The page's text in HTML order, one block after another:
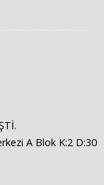
A Blok K:2 D:30